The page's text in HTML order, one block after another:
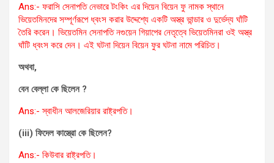
Ans:- ফরাসি সেনাপতি নেভারে টংকিং এর দিয়েন বিয়েন ফু নামক স্থানে
ভিয়েতমিনদের সম্পূর্ণরূপে ধ্বংস করার উদ্দেশ্যে একটি অস্ত্র ভান্ডার ও দুর্ভেদ্য ঘাঁটি
তৈরি করেন। ভিয়েতমিন সেনাপতি নগুয়েন গিয়াপের নেতৃত্বে ভিয়েতমিনরা ওই অস্ত্র
ঘাঁটি ধ্বংস করে দেন। এই ঘটনা দিয়েন বিয়েন ফুর ঘটনা নামে পরিচিত।
অথবা,
বেন বেল্লা কে ছিলেন ?
Ans:- স্বাধীন আলজেরিয়ার রাষ্ট্রপতি।
(iii) ফিদেল কাস্ত্রো কে ছিলেন‌?
Ans:- কিউবার রাষ্ট্রপতি।